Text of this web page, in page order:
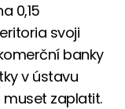
0,15
svoji
banky
v ústavu
zaplatit.